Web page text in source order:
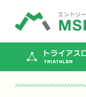
トライアスロン